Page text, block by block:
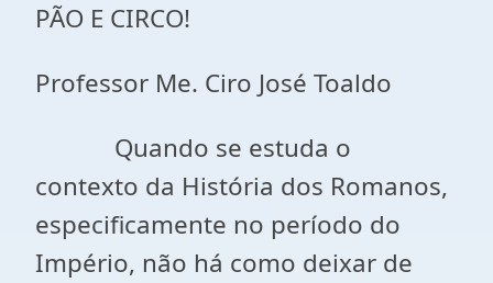
PÃO E CIRCO!
Professor Me. Ciro José Toaldo
Quando se estuda o
contexto da História dos Romanos,
especificamente no período do
Império, não há como deixar de